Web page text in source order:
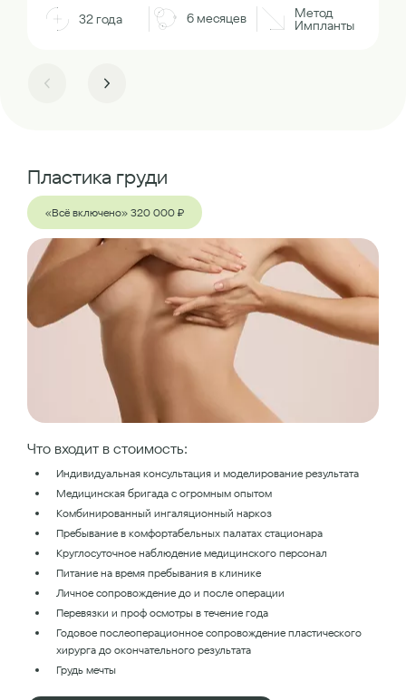
32 года 6 месяцев Метод
Импланты
Пластика груди
«Всё включено» 320 000 ₽
Что входит в стоимость:
Индивидуальная консультация и моделирование результата
Медицинская бригада с огромным опытом
Комбинированный ингаляционный наркоз
Пребывание в комфортабельных палатах стационара
Круглосуточное наблюдение медицинского персонал
Питание на время пребывания в клинике
Личное сопровождение до и после операции
Перевязки и проф осмотры в течение года
Годовое послеоперационное сопровождение пластического
хирурга до окончательного результата
Грудь мечты